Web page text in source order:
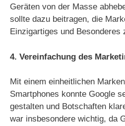
Geräten von der Masse
sollte dazu beitragen, die
Einzigartiges und Besonderes
4. Vereinfachung des
Mit einem einheitlichen
Smartphones konnte Google
gestalten und Botschaften
war insbesondere wichtig, da